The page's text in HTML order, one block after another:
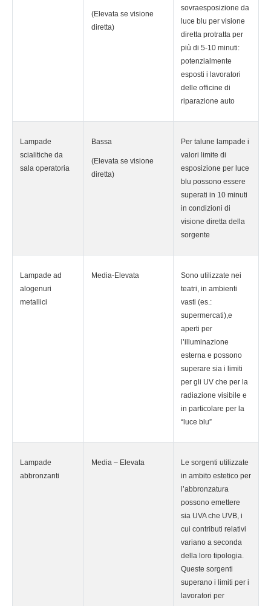
(Elevata se visione
diretta)
sovraesposizione da
luce blu per visione
diretta protratta per
più di 5-10 minuti:
potenzialmente
esposti i lavoratori
delle officine di
riparazione auto
Lampade
scialitiche da
sala operatoria
Bassa
(Elevata se visione
diretta)
Per talune lampade i
valori limite di
esposizione per luce
blu possono essere
superati in 10 minuti
in condizioni di
visione diretta della
sorgente
Lampade ad
alogenuri
metallici
Media-Elevata
Sono utilizzate nei
teatri, in ambienti
vasti (es.:
supermercati),e
aperti per
l’illuminazione
esterna e possono
superare sia i limiti
per gli UV che per la
radiazione visibile e
in particolare per la
“luce blu”
Lampade
abbronzanti
Media – Elevata
Le sorgenti utilizzate
in ambito estetico per
l’abbronzatura
possono emettere
sia UVA che UVB, i
cui contributi relativi
variano a seconda
della loro tipologia.
Queste sorgenti
superano i limiti per i
lavoratori per